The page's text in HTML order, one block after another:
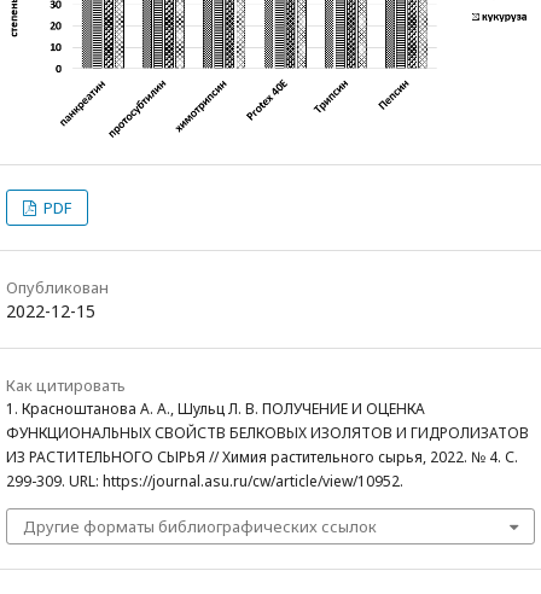
PDF
Опубликован
2022-12-15
Как цитировать
1. Красноштанова А. А., Шульц Л. В. ПОЛУЧЕНИЕ И ОЦЕНКА
ФУНКЦИОНАЛЬНЫХ СВОЙСТВ БЕЛКОВЫХ ИЗОЛЯТОВ И ГИДРОЛИЗАТОВ
ИЗ РАСТИТЕЛЬНОГО СЫРЬЯ // Химия растительного сырья, 2022. № 4. С.
299-309. URL: https://journal.asu.ru/cw/article/view/10952.
Другие форматы библиографических ссылок